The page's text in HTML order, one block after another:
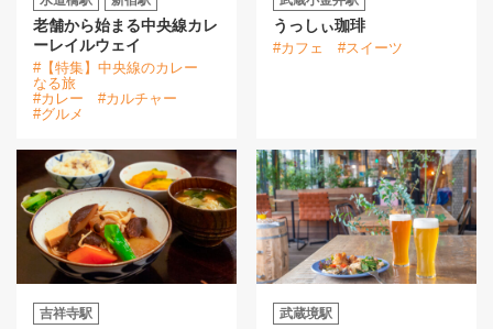
老舗から始まる中央線カレ
ーレイルウェイ
#【特集】中央線のカレー
なる旅
#カレー
#カルチャー
#グルメ
うっしぃ珈琲
#カフェ #スイーツ
吉祥寺駅 武蔵境駅